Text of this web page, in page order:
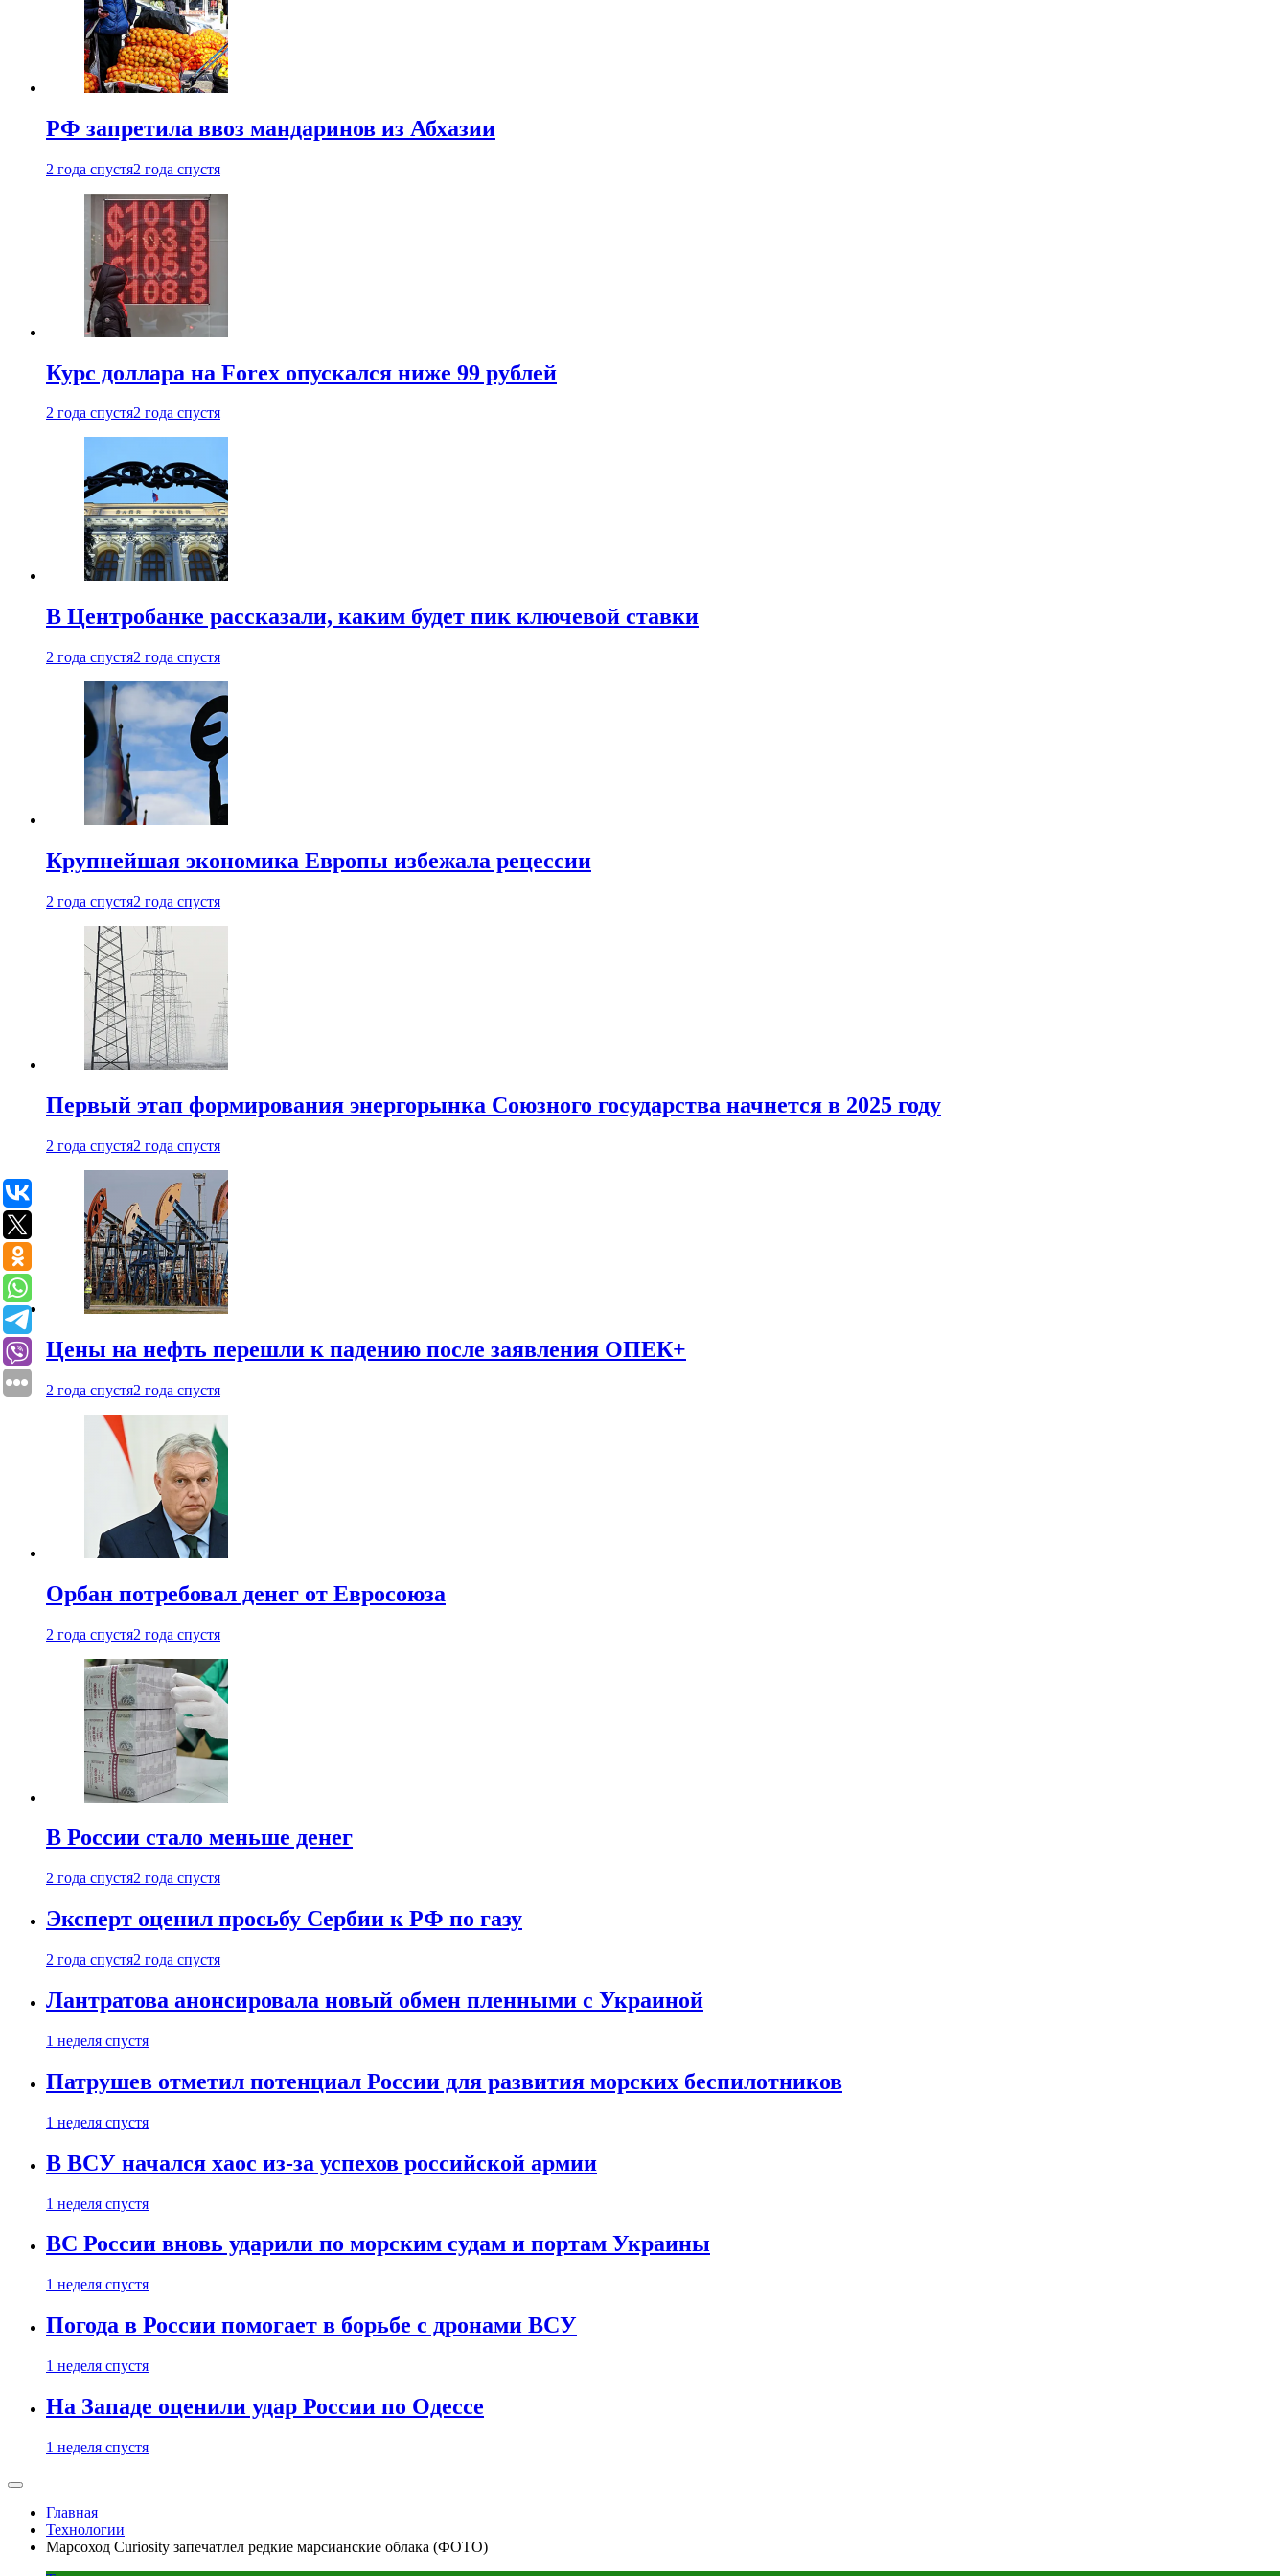
РФ запретила ввоз мандаринов из Абхазии
2 года спустя2 года спустя
Курс доллара на Forex опускался ниже 99 рублей
2 года спустя2 года спустя
В Центробанке рассказали, каким будет пик ключевой ставки
2 года спустя2 года спустя
Крупнейшая экономика Европы избежала рецессии
2 года спустя2 года спустя
Первый этап формирования энергорынка Союзного государства начнется в 2025 году
2 года спустя2 года спустя
Цены на нефть перешли к падению после заявления ОПЕК+
2 года спустя2 года спустя
Орбан потребовал денег от Евросоюза
2 года спустя2 года спустя
В России стало меньше денег
2 года спустя2 года спустя
Эксперт оценил просьбу Сербии к РФ по газу
2 года спустя2 года спустя
Лантратова анонсировала новый обмен пленными с Украиной
1 неделя спустя
Патрушев отметил потенциал России для развития морских беспилотников
1 неделя спустя
В ВСУ начался хаос из-за успехов российской армии
1 неделя спустя
ВС России вновь ударили по морским судам и портам Украины
1 неделя спустя
Погода в России помогает в борьбе с дронами ВСУ
1 неделя спустя
На Западе оценили удар России по Одессе
1 неделя спустя
Главная
Технологии
Марсоход Curiosity запечатлел редкие марсианские облака (ФОТО)